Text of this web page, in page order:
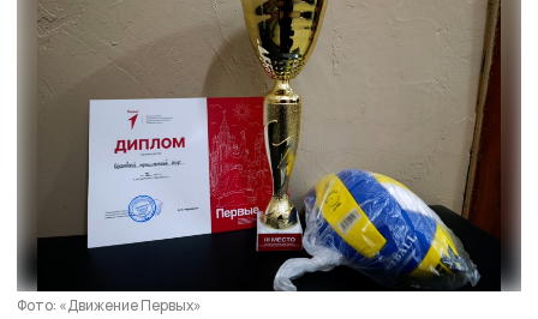
Фото: «Движение Первых»